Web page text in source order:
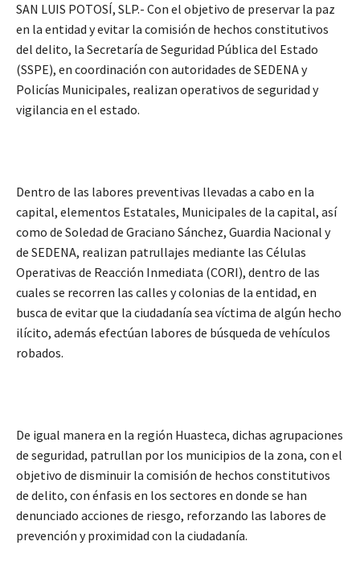
SAN LUIS POTOSÍ, SLP.- Con el objetivo de preservar la paz
en la entidad y evitar la comisión de hechos constitutivos
del delito, la Secretaría de Seguridad Pública del Estado
(SSPE), en coordinación con autoridades de SEDENA y
Policías Municipales, realizan operativos de seguridad y
vigilancia en el estado.
Dentro de las labores preventivas llevadas a cabo en la
capital, elementos Estatales, Municipales de la capital, así
como de Soledad de Graciano Sánchez, Guardia Nacional y
de SEDENA, realizan patrullajes mediante las Células
Operativas de Reacción Inmediata (CORI), dentro de las
cuales se recorren las calles y colonias de la entidad, en
busca de evitar que la ciudadanía sea víctima de algún hecho
ilícito, además efectúan labores de búsqueda de vehículos
robados.
De igual manera en la región Huasteca, dichas agrupaciones
de seguridad, patrullan por los municipios de la zona, con el
objetivo de disminuir la comisión de hechos constitutivos
de delito, con énfasis en los sectores en donde se han
denunciado acciones de riesgo, reforzando las labores de
prevención y proximidad con la ciudadanía.